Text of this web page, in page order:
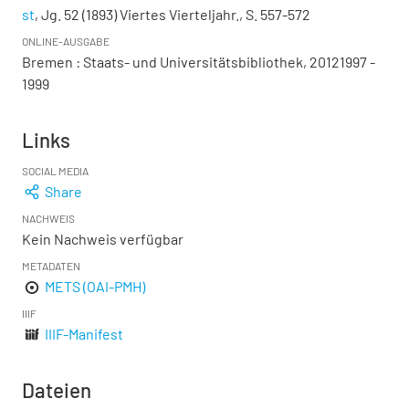
st, Jg. 52 (1893) Viertes Vierteljahr., S. 557-572
ONLINE-AUSGABE
Bremen : Staats- und Universitätsbibliothek, 20121997 -
1999
Links
SOCIAL MEDIA
Share
NACHWEIS
Kein Nachweis verfügbar
METADATEN
METS (OAI-PMH)
IIIF
IIIF-Manifest
Dateien